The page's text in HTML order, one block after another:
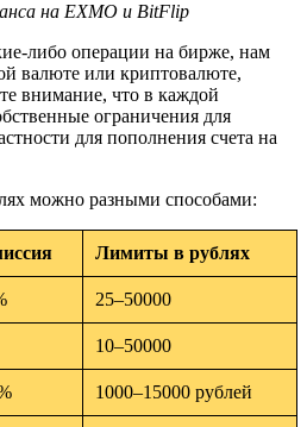
на EXMO и BitFlip
либо операции на бирже, нам
валюте или криптовалюте,
внимание, что в каждой
ограничения для
для пополнения счета на
можно разными способами:
Лимиты в рублях
25–50000
10–50000
1000–15000 рублей